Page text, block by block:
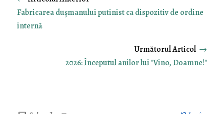
Fabricarea dușmanului putinist ca dispozitiv de ordine
internă
2026: Începutul anilor lui "Vino, Doamne!"
→